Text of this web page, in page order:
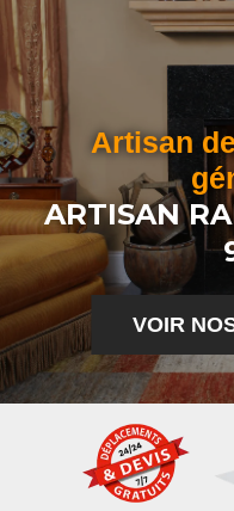
Artisan
ARTISAN
VOIR